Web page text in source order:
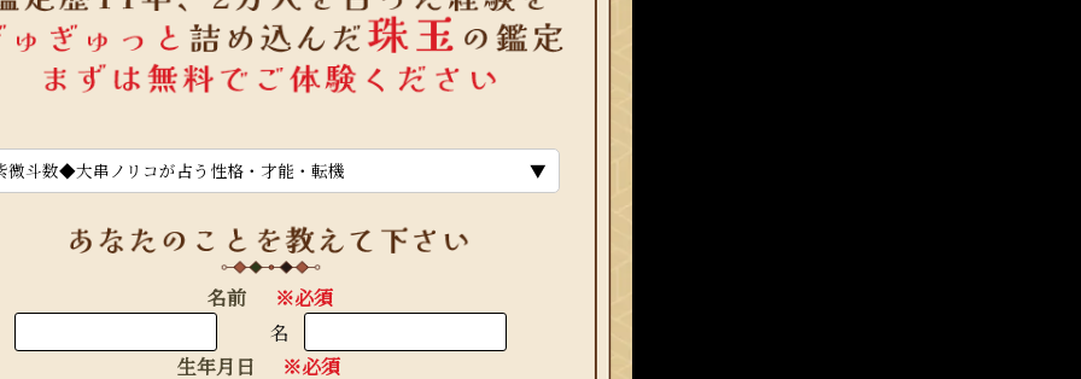
微斗数◆大串ノリコが占う性格・才能・転機
名前
※必須
名
生年月日
※必須